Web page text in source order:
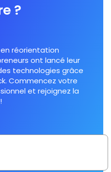
?
en réorientation
ont lancé leur
technologies grâce
Commencez votre
et rejoignez la